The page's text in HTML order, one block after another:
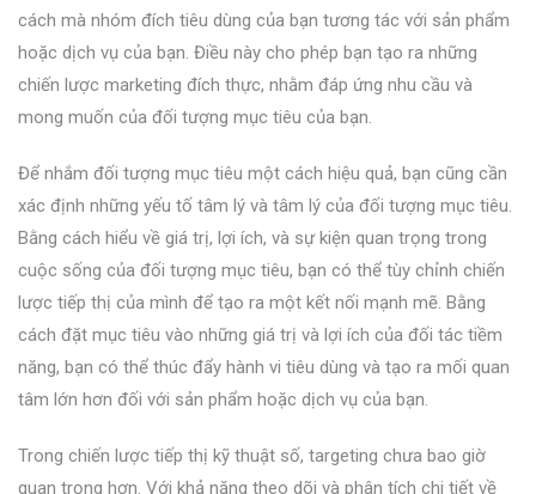
cách mà nhóm đích tiêu dùng của bạn tương tác với sản phẩm
hoặc dịch vụ của bạn. Điều này cho phép bạn tạo ra những
chiến lược marketing đích thực, nhằm đáp ứng nhu cầu và
mong muốn của đối tượng mục tiêu của bạn.
Để nhắm đối tượng mục tiêu một cách hiệu quả, bạn cũng cần
xác định những yếu tố tâm lý và tâm lý của đối tượng mục tiêu.
Bằng cách hiểu về giá trị, lợi ích, và sự kiện quan trọng trong
cuộc sống của đối tượng mục tiêu, bạn có thể tùy chỉnh chiến
lược tiếp thị của mình để tạo ra một kết nối mạnh mẽ. Bằng
cách đặt mục tiêu vào những giá trị và lợi ích của đối tác tiềm
năng, bạn có thể thúc đẩy hành vi tiêu dùng và tạo ra mối quan
tâm lớn hơn đối với sản phẩm hoặc dịch vụ của bạn.
Trong chiến lược tiếp thị kỹ thuật số, targeting chưa bao giờ
quan trọng hơn. Với khả năng theo dõi và phân tích chi tiết về